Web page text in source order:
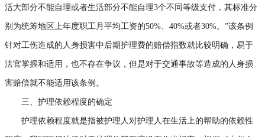
活大部分不能自理或者生活部分不能自理3个不同等级支付，其标准分
别为统筹地区上年度职工月平均工资的50%、40%或者30%。”该条例
针对工伤造成的人身损害中后期护理费的赔偿指数就比较明确，易于
法官掌握和适用，也不存在争议，但是对于交通事故等造成的人身损
害赔偿就不能适用该条例。
三、护理依赖程度的确定
护理依赖程度就是指被护理人对护理人在生活上的帮助的依赖性